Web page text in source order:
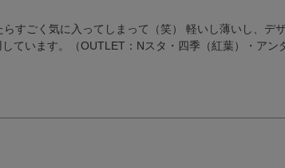
すごく気に入ってしまって（笑） 軽いし薄いし、デ
います。（OUTLET：Nスタ・四季（紅葉）・アン